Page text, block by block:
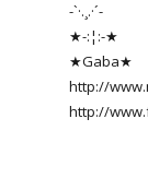
-`·.¸.·´-
★-:¦:-★
★Gaba★
http://
http://